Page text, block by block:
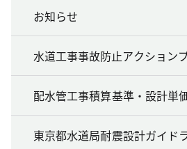
お知らせ
水道工事事故防止アクション
配水管工事積算基準・設計単
東京都水道局耐震設計ガイド